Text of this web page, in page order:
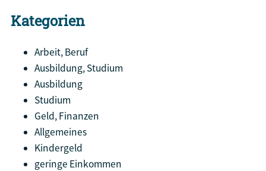
Kategorien
Arbeit, Beruf
Ausbildung, Studium
Ausbildung
Studium
Geld, Finanzen
Allgemeines
Kindergeld
geringe Einkommen